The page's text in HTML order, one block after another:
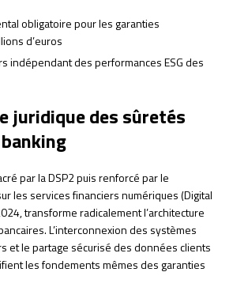
obligatoire pour les garanties
d’euros
indépendant des performances ESG des
juridique des sûretés
par la DSP2 puis renforcé par le
les services financiers numériques (Digital
transforme radicalement l’architecture
L’interconnexion des systèmes
et le partage sécurisé des données clients
les fondements mêmes des garanties